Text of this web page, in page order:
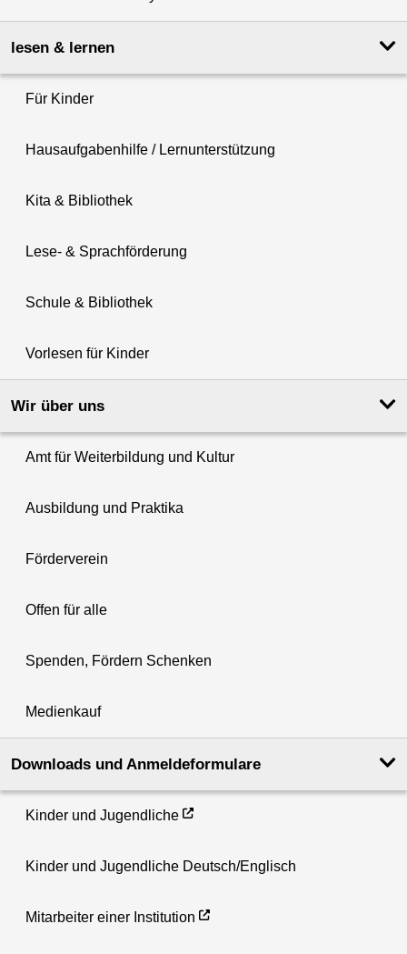
lesen & lernen
Für Kinder
Hausaufgabenhilfe / Lernunterstützung
Kita & Bibliothek
Lese- & Sprachförderung
Schule & Bibliothek
Vorlesen für Kinder
Wir über uns
Amt für Weiterbildung und Kultur
Ausbildung und Praktika
Förderverein
Offen für alle
Spenden, Fördern Schenken
Medienkauf
Downloads und Anmeldeformulare
Kinder und Jugendliche
Kinder und Jugendliche Deutsch/Englisch
Mitarbeiter einer Institution